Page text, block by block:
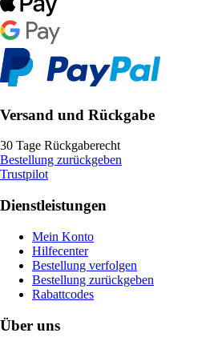
Versand und Rückgabe
30 Tage Rückgaberecht
Bestellung zurückgeben
Trustpilot
Dienstleistungen
Mein Konto
Hilfecenter
Bestellung verfolgen
Bestellung zurückgeben
Rabattcodes
Über uns